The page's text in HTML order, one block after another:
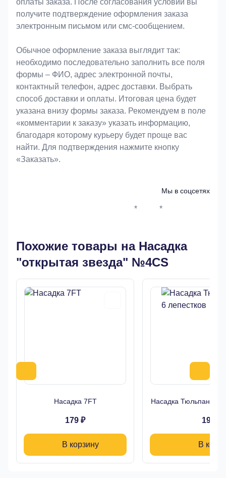
оплаты заказа. После согласования условий вы
получите подтверждение оформления заказа
электронным письмом или смс-сообщением.
Обычное оформление заказа выглядит так:
необходимо последовательно заполнить все поля
формы – ФИО, адрес электронной почты,
контактный телефон, адрес доставки. Выбрать
способ доставки и оплаты. Итоговая цена будет
указана внизу формы заказа. Рекомендуем в поле
«комментарии к заказу» указать информацию,
благодаря которому курьеру будет проще вас
найти. Для подтверждения нажмите кнопку
«Заказать».
Мы в соцсетях
* *
Похожие товары на Насадка
"открытая звезда" №4CS
Насадка 7FT
179 ₽
В корзину
Насадка Тюльпан
190 ₽
В